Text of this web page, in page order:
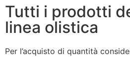
Tutti i prodotti
linea olistica
Per l’acquisto di quantità